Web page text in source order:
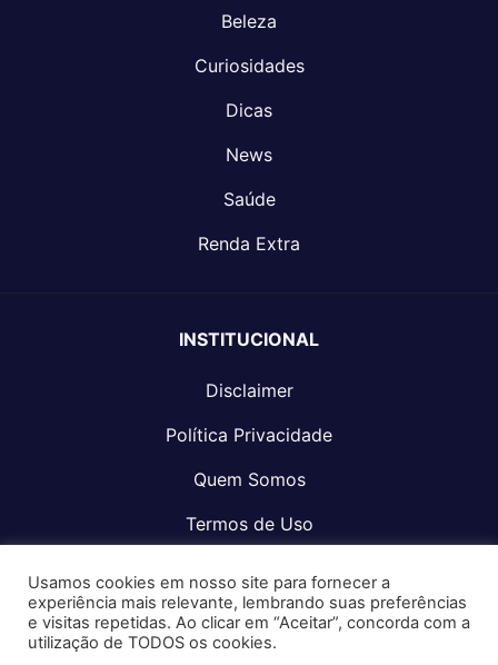
Beleza
Curiosidades
Dicas
News
Saúde
Renda Extra
INSTITUCIONAL
Disclaimer
Política Privacidade
Quem Somos
Termos de Uso
Usamos cookies em nosso site para fornecer a
experiência mais relevante, lembrando suas preferências
e visitas repetidas. Ao clicar em “Aceitar”, concorda com a
utilização de TODOS os cookies.